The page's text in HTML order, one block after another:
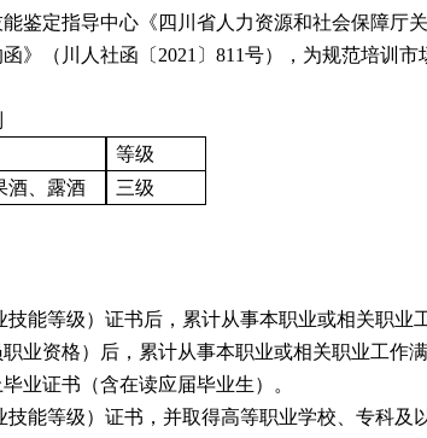
鉴定指导中心 《 四川省人力资源和社会保障厅
》 （川人社函 〔 2021 〕 811号）
，为规范培训
等级
酒、露酒
三级
能等级）证书后，累计从事本职业或相关职业
业资格）后，累计从事本职业或相关职业工作满
业证书（含在读应届毕业生）。
技能等级）证书，并取得高等职业学校、专科及